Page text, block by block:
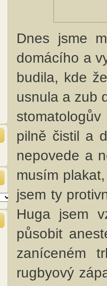
Dnes jsme
domácího a
budila, kde
usnula a zub
pilně čistil a
nepovede a
musím
jsem ty
Huga jsem
působit
zaníceném
rugbyový